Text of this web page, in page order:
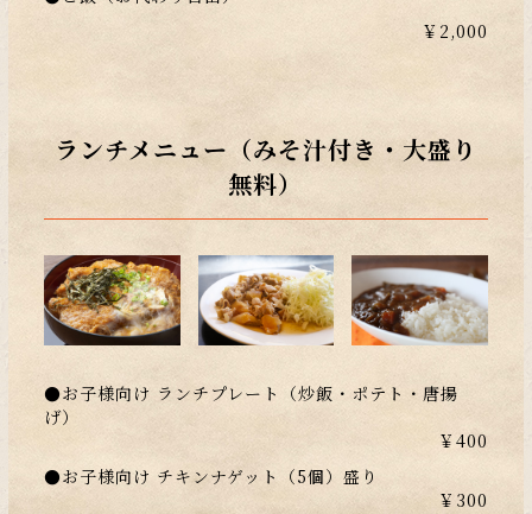
￥2,000
ランチメニュー（みそ汁付き・大盛り
無料）
●お子様向け ランチプレート（炒飯・ポテト・唐揚
げ）
￥400
●お子様向け チキンナゲット（5個）盛り
￥300